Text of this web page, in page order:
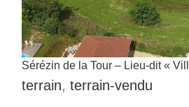
Sérézin de la Tour – Lieu-dit «
terrain, terrain-vendu